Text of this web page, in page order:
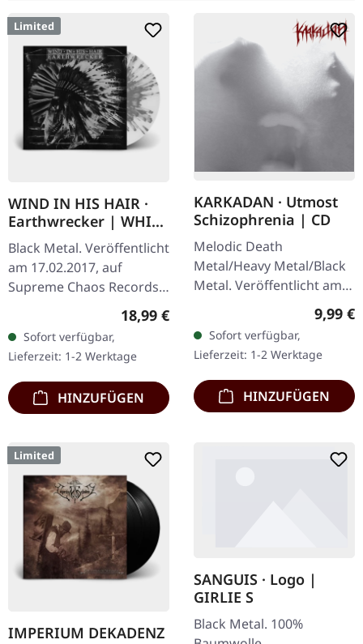
Limited
WIND IN HIS HAIR ·
Earthwrecker | WHITE
SPLATTER LP
Black Metal. Veröffentlicht
am 17.02.2017, auf
Supreme Chaos Records.
Weißes Vinyl mit grauen
Splattern im Standard-
Cover, kommt mit Insert.…
Regulärer Preis:
18,99 €
Sofort verfügbar,
Lieferzeit: 1-2 Werktage
HINZUFÜGEN
KARKADAN · Utmost
Schizophrenia | CD
Melodic Death
Metal/Heavy Metal/Black
Metal. Veröffentlicht am
08.03.2004, auf Supreme
Chaos Records. CD im
Jewelcase mit 16-seitigem
Booklet.…
9,99 €
Sofort verfügbar,
Lieferzeit: 1-2 Werktage
HINZUFÜGEN
Limited
IMPERIUM DEKADENZ
SANGUIS · Logo |
GIRLIE S
Black Metal. 100%